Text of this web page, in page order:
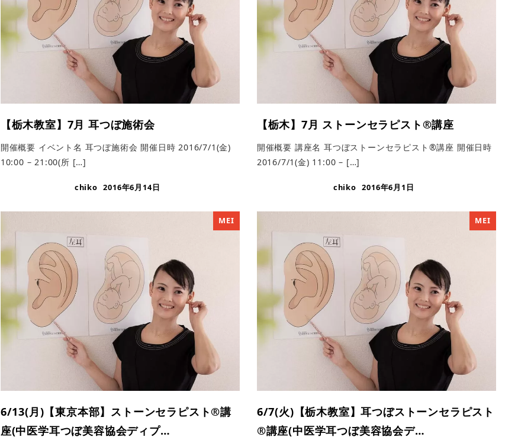
【栃木教室】7月 耳つぼ施術会
開催概要 イベント名 耳つぼ施術会 開催日時 2016/7/1(金)
10:00 – 21:00(所 […]
chiko 2016年6月14日
【栃木】7月 ストーンセラピスト®︎講座
開催概要 講座名 耳つぼストーンセラピスト®講座 開催日時
2016/7/1(金) 11:00 – […]
chiko 2016年6月1日
MEI
6/13(月)【東京本部】ストーンセラピスト®︎講
座(中医学耳つぼ美容協会ディプ…
MEI
6/7(火)【栃木教室】耳つぼストーンセラピスト
®︎講座(中医学耳つぼ美容協会デ…